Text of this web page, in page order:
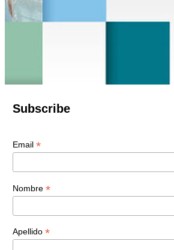
Subscribe
Email *
Nombre *
Apellido *